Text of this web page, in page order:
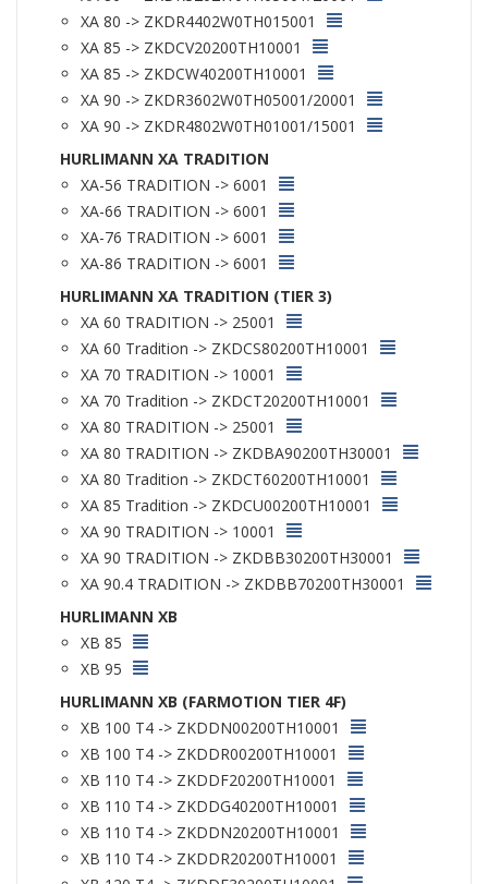
XA 80 -> ZKDR4402W0TH015001
XA 85 -> ZKDCV20200TH10001
XA 85 -> ZKDCW40200TH10001
XA 90 -> ZKDR3602W0TH05001/20001
XA 90 -> ZKDR4802W0TH01001/15001
HURLIMANN XA TRADITION
XA-56 TRADITION -> 6001
XA-66 TRADITION -> 6001
XA-76 TRADITION -> 6001
XA-86 TRADITION -> 6001
HURLIMANN XA TRADITION (TIER 3)
XA 60 TRADITION -> 25001
XA 60 Tradition -> ZKDCS80200TH10001
XA 70 TRADITION -> 10001
XA 70 Tradition -> ZKDCT20200TH10001
XA 80 TRADITION -> 25001
XA 80 TRADITION -> ZKDBA90200TH30001
XA 80 Tradition -> ZKDCT60200TH10001
XA 85 Tradition -> ZKDCU00200TH10001
XA 90 TRADITION -> 10001
XA 90 TRADITION -> ZKDBB30200TH30001
XA 90.4 TRADITION -> ZKDBB70200TH30001
HURLIMANN XB
XB 85
XB 95
HURLIMANN XB (FARMOTION TIER 4F)
XB 100 T4 -> ZKDDN00200TH10001
XB 100 T4 -> ZKDDR00200TH10001
XB 110 T4 -> ZKDDF20200TH10001
XB 110 T4 -> ZKDDG40200TH10001
XB 110 T4 -> ZKDDN20200TH10001
XB 110 T4 -> ZKDDR20200TH10001